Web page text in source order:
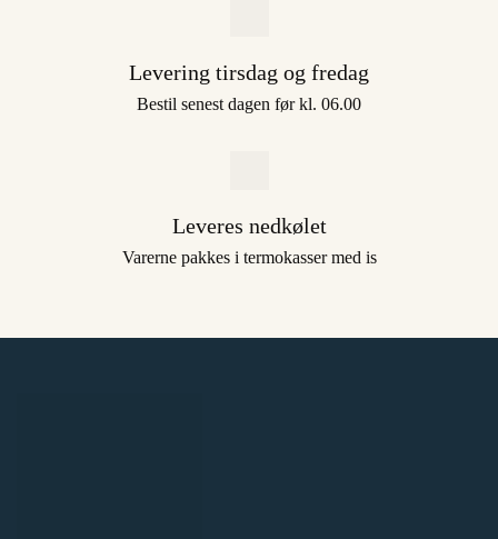
Levering tirsdag og fredag
Bestil senest dagen før kl. 06.00
Leveres nedkølet
Varerne pakkes i termokasser med is